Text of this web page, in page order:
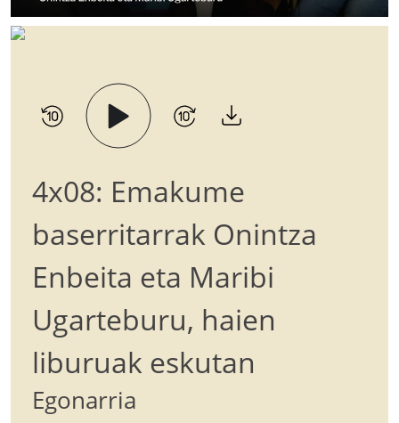
4x08: Emakume
baserritarrak Onintza
Enbeita eta Maribi
Ugarteburu, haien
liburuak eskutan
Egonarria